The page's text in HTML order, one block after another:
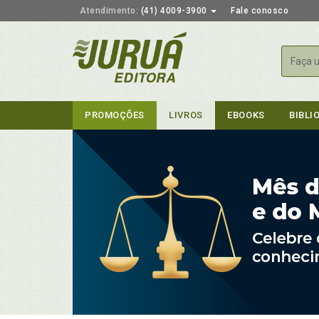
Atendimento: (41) 4009-3900 Fale conosco
PROMOÇÕES LIVROS EBOOKS